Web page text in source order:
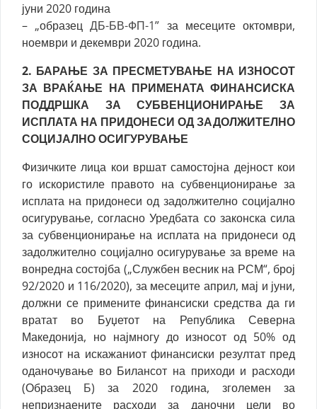
јуни 2020 година
– „образецДБ-БВ-ФП-1” за месеците октомври,
ноември и декември 2020 година.
2. БАРАЊЕ ЗА ПРЕСМЕТУВАЊЕ НА ИЗНОСОТ
ЗА ВРАЌАЊЕ НА ПРИМЕНАТА ФИНАНСИСКА
ПОДДРШКА ЗА СУБВЕНЦИОНИРАЊЕ ЗА
ИСПЛАТА НА ПРИДОНЕСИ ОД ЗАДОЛЖИТЕЛНО
СОЦИЈАЛНО ОСИГУРУВАЊЕ
Физичките лица кои вршат самостојна дејност кои
го искористиле правото на субвенционирање за
исплата на придонеси од задолжително социјално
осигурување, согласно Уредбата со законска сила
за субвенционирање на исплата на придонеси од
задолжително социјално осигурување за време на
вонредна состојба („Службен весник на РСМ“, број
92/2020 и 116/2020), за месеците април, мај и јуни,
должни се примените финансиски средства да ги
вратат во Буџетот на Република Северна
Македонија, но најмногу до износот од 50% од
износот на искажаниот финансиски резултат пред
оданочување во Билансот на приходи и расходи
(Образец Б) за 2020 година, зголемен за
непризнаените расходи за даночни цели во